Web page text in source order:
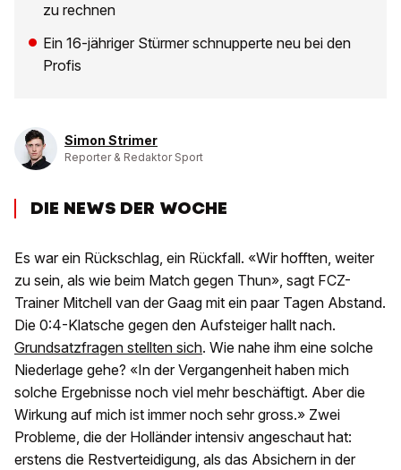
zu rechnen
Ein 16-jähriger Stürmer schnupperte neu bei den
Profis
Simon Strimer
Reporter & Redaktor Sport
DIE NEWS DER WOCHE
Es war ein Rückschlag, ein Rückfall. «Wir hofften, weiter
zu sein, als wie beim Match gegen Thun», sagt FCZ-
Trainer Mitchell van der Gaag mit ein paar Tagen Abstand.
Die 0:4-Klatsche gegen den Aufsteiger hallt nach.
Grundsatzfragen stellten sich. Wie nahe ihm eine solche
Niederlage gehe? «In der Vergangenheit haben mich
solche Ergebnisse noch viel mehr beschäftigt. Aber die
Wirkung auf mich ist immer noch sehr gross.» Zwei
Probleme, die der Holländer intensiv angeschaut hat:
erstens die Restverteidigung, als das Absichern in der